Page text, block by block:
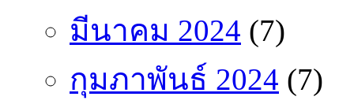
มีนาคม 2024 (7)
กุมภาพันธ์ 2024 (7)